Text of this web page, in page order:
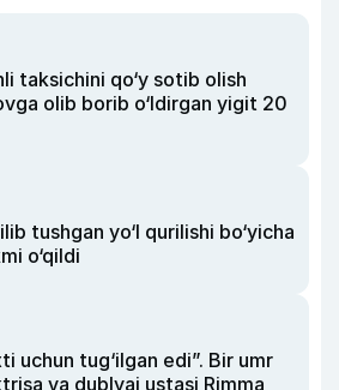
taksichini qo‘y sotib olish
olib borib o‘ldirgan yigit 20
tushgan yo‘l qurilishi bo‘yicha
o‘qildi
uchun tug‘ilgan edi”. Bir umr
va dublyaj ustasi Rimma